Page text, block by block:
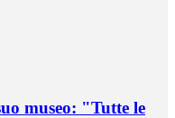
museo: "Tutte le